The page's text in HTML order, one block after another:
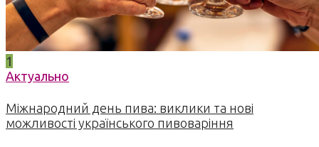
1
Актуально
Міжнародний день пива: виклики та нові
можливості українського пивоваріння